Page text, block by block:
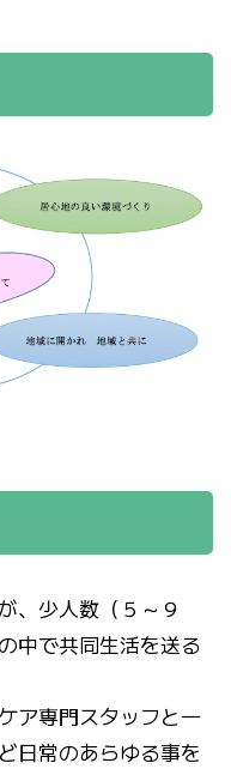
、少人数（５～９
中で共同生活を送る
ア専門スタッフと一
日常のあらゆる事を